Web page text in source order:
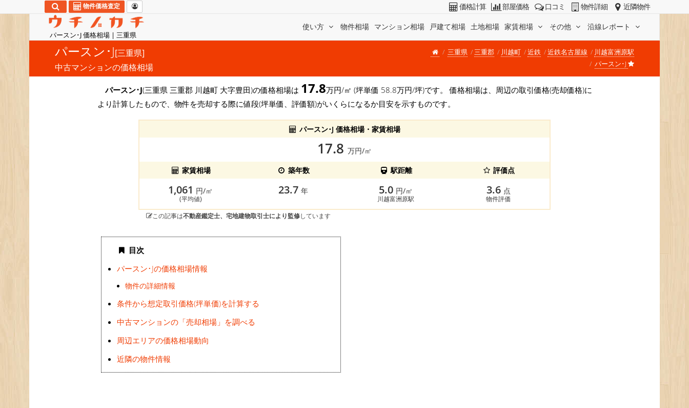
パースン･J 価格相場 | 三重県
使い方 物件相場 マンション相場 戸建て相場 土地相場 家賃相場 その他 沿線レポート
物件価格査定 価格計算 部屋価格 口コミ 物件詳細 近隣物件
パースン･J[三重県]
中古マンションの価格相場
三重県 三重郡 川越町 近鉄 近鉄名古屋線
川越富洲原駅
パースン･J
パースン･J(三重県 三重郡 川越町 大字豊田)の価格相場は 17.8万円/㎡ (坪単価 58.8万円/坪)です。 価格相場は、周辺の取引価格(売却価格)に
より計算したもので、物件を売却する際に値段(坪単価、評価額)がいくらになるか目安を示すものです。
パースン･J 価格相場・家賃相場
17.8 万円/㎡
家賃相場
築年数 駅距離 評価点
1,061 円/㎡
(平均値)
23.7 年 5.0 円/㎡
川越富洲原駅
3.6 点
物件評価
この記事は不動産鑑定士、宅地建物取引士により監修しています
目次
パースン･Jの価格相場情報
物件の詳細情報
条件から想定取引価格(坪単価)を計算する
中古マンションの「売却相場」を調べる
周辺エリアの価格相場動向
近隣の物件情報